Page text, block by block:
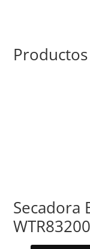
Secadora